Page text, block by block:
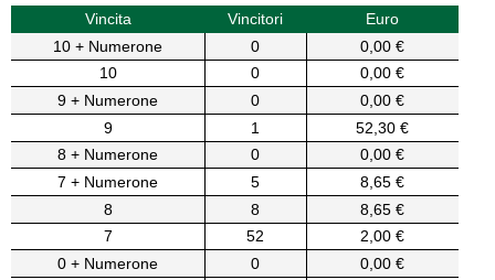
Vincita Vincitori
Euro
10 + Numerone
0
0,00 €
10
0
0,00 €
9 + Numerone
0
0,00 €
9
1
52,30 €
8 + Numerone
0
0,00 €
7 + Numerone
5
8,65 €
8
8
8,65 €
7
52
2,00 €
0 + Numerone
0
0,00 €